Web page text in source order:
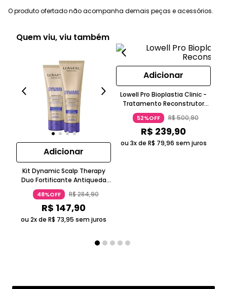
O produto ofertado não acompanha demais peças e acessórios.
Quem viu, viu também
Adicionar
Kit Dynamic Scalp Therapy
Duo Fortificante Antiqueda
Com Queratina Lowell
48%OFF R$284,90
R$ 147,90
ou 2x de R$ 73,95 sem juros
Adicionar
Lowell Pro Bioplastia Clinic -
Tratamento Reconstrutor
500ml
52%OFF R$500,90
R$ 239,90
ou 3x de R$ 79,96 sem juros